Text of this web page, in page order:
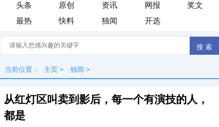
头条 原创 资讯 网报
奖文
最热
快料 独闻 开选
当前位置： 主页 > 独闻 >
从红灯区叫卖到影后，每一个有演技的人，
都是